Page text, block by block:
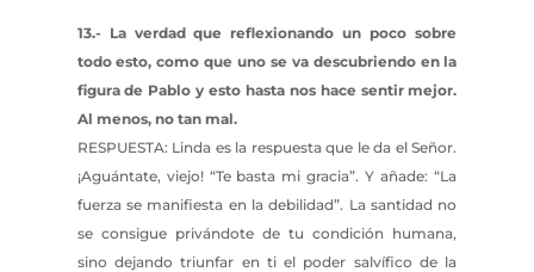
13.- La verdad que reflexionando un poco sobre
todo esto, como que uno se va descubriendo en la
figura de Pablo y esto hasta nos hace sentir mejor.
Al menos, no tan mal.
RESPUESTA: Linda es la respuesta que le da el Señor.
¡Aguántate, viejo! “Te basta mi gracia”. Y añade: “La
fuerza se manifiesta en la debilidad”. La santidad no
se consigue privándote de tu condición humana,
sino dejando triunfar en ti el poder salvífico de la